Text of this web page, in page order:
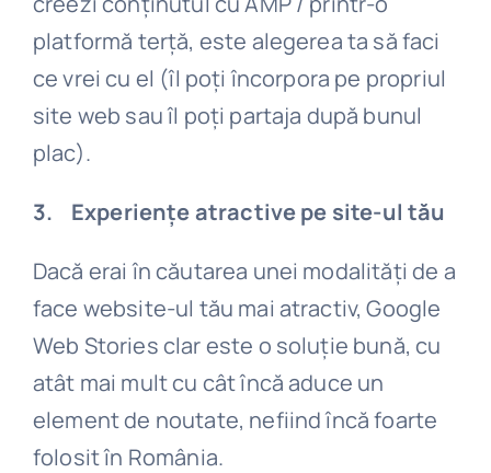
platformă terță, este alegerea ta să faci
ce vrei cu el (îl poți încorpora pe propriul
site web sau îl poți partaja după bunul
plac).
3. Experiențe atractive pe site-ul tău
Dacă erai în căutarea unei modalități de a
face website-ul tău mai atractiv, Google
Web Stories clar este o soluție bună, cu
atât mai mult cu cât încă aduce un
element de noutate, nefiind încă foarte
folosit în România.